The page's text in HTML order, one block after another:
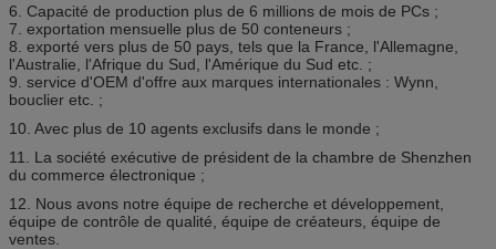
6. Capacité de production plus de 6 millions de mois de PCs ;
7. exportation mensuelle plus de 50 conteneurs ;
8. exporté vers plus de 50 pays, tels que la France, l'Allemagne,
l'Australie, l'Afrique du Sud, l'Amérique du Sud etc. ;
9. service d'OEM d'offre aux marques internationales : Wynn,
bouclier etc. ;
10. Avec plus de 10 agents exclusifs dans le monde ;
11. La société exécutive de président de la chambre de Shenzhen
du commerce électronique ;
12. Nous avons notre équipe de recherche et développement,
équipe de contrôle de qualité, équipe de créateurs, équipe de
ventes.